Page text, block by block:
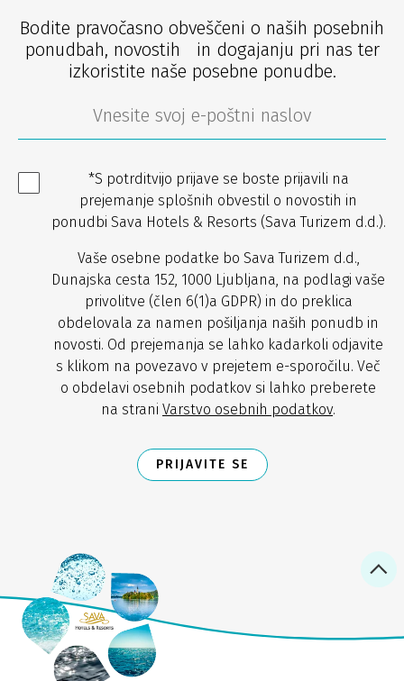
Bodite pravočasno obveščeni o naših posebnih
ponudbah, novostih in dogajanju pri nas ter
izkoristite naše posebne ponudbe.
*S potrditvijo prijave se boste prijavili na
prejemanje splošnih obvestil o novostih in
ponudbi Sava Hotels & Resorts (Sava Turizem d.d.).
Vaše osebne podatke bo Sava Turizem d.d.,
Dunajska cesta 152, 1000 Ljubljana, na podlagi vaše
privolitve (člen 6(1)a GDPR) in do preklica
obdelovala za namen pošiljanja naših ponudb in
novosti. Od prejemanja se lahko kadarkoli odjavite
s klikom na povezavo v prejetem e-sporočilu. Več
o obdelavi osebnih podatkov si lahko preberete
na strani Varstvo osebnih podatkov.
PRIJAVITE SE